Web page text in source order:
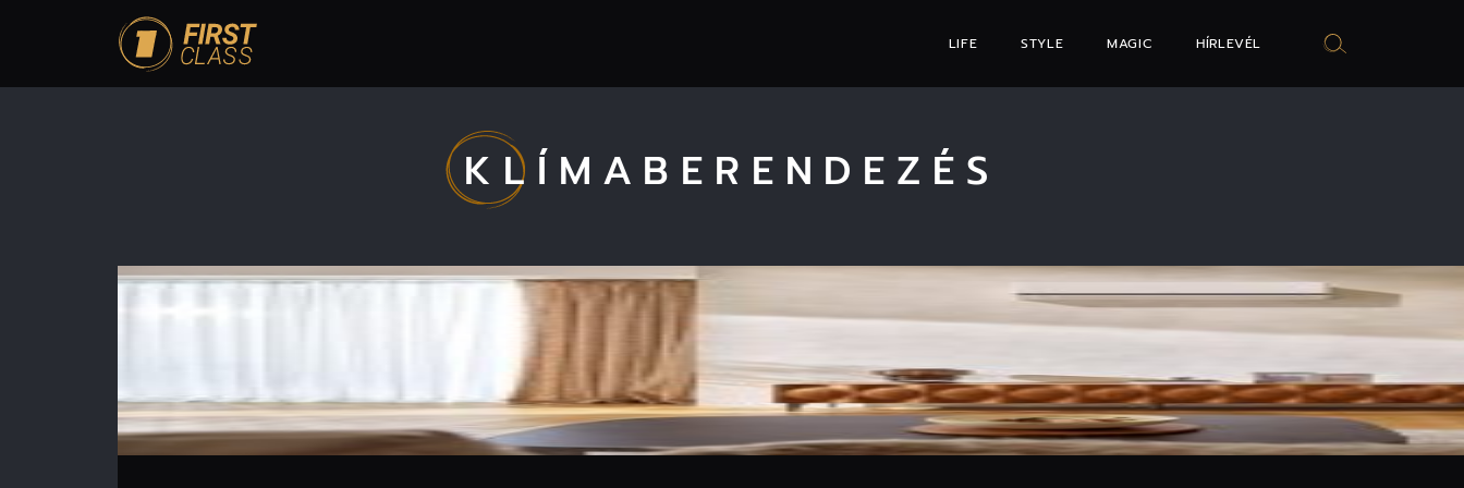
LIFE STYLE MAGIC HÍRLEVÉL
KLÍMABERENDEZÉS